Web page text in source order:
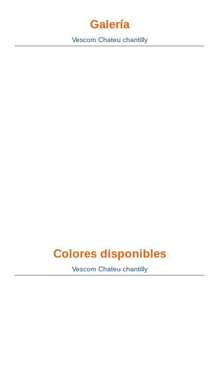
Galería
Vescom Chateu chantilly
Colores disponibles
Vescom Chateu chantilly